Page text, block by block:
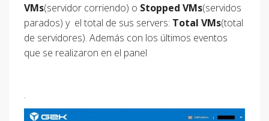
VMs(servidor corriendo) o Stopped VMs(servidos
parados) y el total de sus servers: Total VMs(total
de servidores). Además con los últimos eventos
que se realizaron en el panel
.